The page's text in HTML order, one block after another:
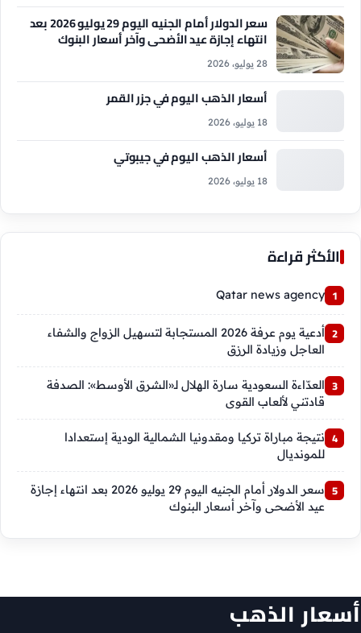
سعر الدولار أمام الجنيه اليوم 29 يوليو 2026 بعد
انتهاء إجازة عيد الأضحى وآخر أسعار البنوك
28 يوليو، 2026
أسعار الذهب اليوم في جزر القمر
18 يوليو، 2026
أسعار الذهب اليوم في جيبوتي
18 يوليو، 2026
الأكثر قراءة
Qatar news agency
أدعية يوم عرفة 2026 المستجابة لتسهيل الزواج والشفاء
العاجل وزيادة الرزق
العدّاءة السعودية سارة الهلال لـ«الشرق الأوسط»: الصدفة
قادتني لألعاب القوى
نتيجة مباراة تركيا ومقدونيا الشمالية الودية إستعدادا
للمونديال
سعر الدولار أمام الجنيه اليوم 29 يوليو 2026 بعد انتهاء إجازة
عيد الأضحى وآخر أسعار البنوك
أسعار الذهب